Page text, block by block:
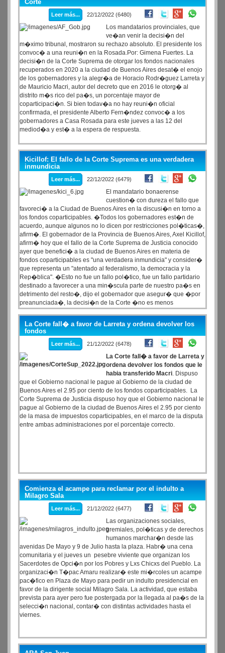
Corte
Leer más... 22/12/2022 (6480)
Los mandatarios provinciales, que
ve�an venir la decisi�n del
m�ximo tribunal, mostraron su rechazo absoluto. El presidente los
convoc� a una reuni�n en la Rosada.Por: Gimena Fuertes. La
decisi�n de la Corte Suprema de otorgar los fondos nacionales
recuperados en 2020 a la ciudad de Buenos Aires desat� el enojo
de los gobernadores y la alegr�a de Horacio Rodr�guez Larreta y
de Mauricio Macri, autor del decreto que en 2016 le otorg� al
distrito m�s rico del pa�s, un porcentaje mayor de
coparticipaci�n. Si bien todav�a no hay reuni�n oficial
confirmada, el presidente Alberto Fern�ndez convoc� a los
gobernadores a Casa Rosada para este jueves a las 12 del
mediod�a y est� a la espera de respuesta.
Kicillof: El fallo de la Corte Suprema es una verdadera
inmundicia
Leer más... 22/12/2022 (6479)
El mandatario bonaerense
cuestion� con dureza el fallo que
favoreci� a la Ciudad de Buenos Aires en la discusi�n en torno a
los fondos coparticipables. �Todos los gobernadores est�n de
acuerdo, aunque algunos no lo dicen por restricciones pol�ticas�,
afirm�. El gobernador de la Provincia de Buenos Aires, Axel Kicillof,
afirm� hoy que el fallo de la Corte Suprema de Justicia conocido
ayer que benefici� a la ciudad de Buenos Aires en materia de
fondos coparticipables es "una verdadera inmundicia" y consider�
que representa un "atentado al federalismo, la democracia y la
Rep�blica". �Esto no fue un fallo pol�tico, fue un fallo partidario
destinado a favorecer a una min�scula parte de nuestro pa�s en
detrimento del resto�, dijo el gobernador que asegur� que �por
preanunciada�, la decisi�n de la Corte �no es menos
escandalosa�.
La Corte fall� a favor de Larreta y ordena devolver los
fondos
Leer más... 21/12/2022 (6478)
La Corte fall� a favor de Larreta y
ordena devolver los fondos que le
habia transferido Macri. Dispuso
que el Gobierno nacional le pague al Gobierno de la ciudad de
Buenos Aires el 2.95 por ciento de los fondos coparticipables. La
Corte Suprema de Justicia dispuso hoy que el Gobierno nacional le
pague al Gobierno de la ciudad de Buenos Aires el 2.95 por ciento
de la masa de impuestos coparticipables, en el marco de la disputa
entre ambas administraciones por el porcentaje correcto.
Comienza el acampe para reclamar por el indulto a
Milagro Sala
Leer más... 21/12/2022 (6477)
Las organizaciones sociales,
gremiales, pol�ticas y de derechos
humanos marchar�n desde las
avenidas De Mayo y 9 de Julio hasta la plaza. Habr� una cena
comunitaria y el jueves un pesebre viviente que organizan los
Sacerdotes de Opci�n por los Pobres y Lxs Chicxs del Pueblo. La
organizaci�n T�pac Amaru realizar� este mi�rcoles un acampe
pac�fico en Plaza de Mayo para pedir un indulto presidencial en
favor de la dirigente social Milagro Sala. La actividad, que estaba
prevista para ayer pero fue postergada por la llegada al pa�s de la
selecci�n nacional, contar� con distintas actividades hasta el
viernes.